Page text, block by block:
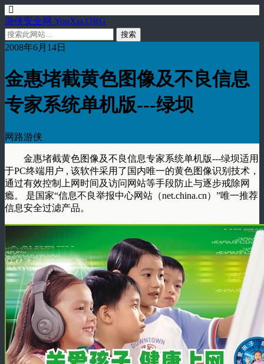
游侠安全网 YouXia.ORG
2008年6月14日
金惠堵截黄色图像及不良信息
专家系统单机版---绿坝
网路游侠
金惠堵截黄色图像及不良信息专家系统单机版---绿坝适用
于PC终端用户 , 该软件采用了国内唯一的黄色图像识别技术，
通过有效控制上网时间及访问网站等手段防止与逐步戒除网
瘾。 是国家“信息不良举报中心网站（net.china.cn）”唯一推荐
信息安全过滤产品。